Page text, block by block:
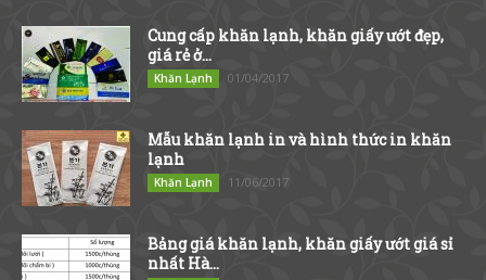
Cung cấp khăn lạnh, khăn giấy ướt đẹp,
giá rẻ ở...
Khăn Lạnh 01/04/2017
Mẫu khăn lạnh in và hình thức in khăn
lạnh
Khăn Lạnh 11/06/2017
Bảng giá khăn lạnh, khăn giấy ướt giá sỉ
nhất Hà...